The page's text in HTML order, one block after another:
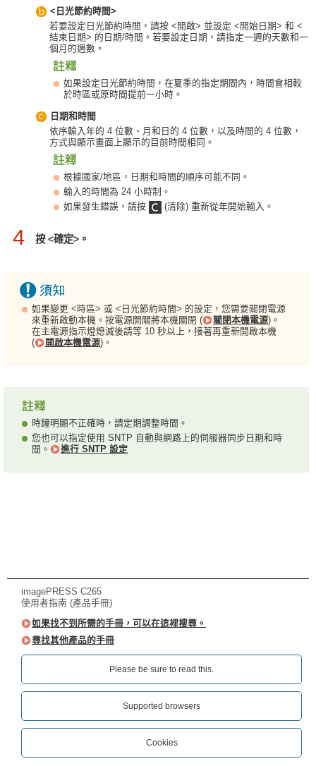
<日光節約時間>
若要設定日光節約時間，請按 <開啟> 並設定 <開始日期> 和 <
結束日期> 的日期/時間。若要設定日期，請指定一週的天數和一
個月的週數。
如果設定日光節約時間，在夏季的指定期間內，時間會相較
於時區或原時間提前一小時。
日期和時間
依序輸入年的 4 位數、月和日的 4 位數，以及時間的 4 位數，
方式與顯示畫面上顯示的目前時間相同。
根據國家/地區，日期和時間的順序可能不同。
輸入的時間為 24 小時制。
如果發生錯誤，請按
(清除) 重新從年開始輸入。
4 按 <確定>。
如果變更 <時區> 或 <日光節約時間> 的設定，您需要關閉電源
來重新啟動本機。按電源開關將本機關閉 (
關閉本機電源)。
在主電源指示燈熄滅後請等 10 秒以上，接著再重新開啟本機
(
開啟本機電源)。
時鐘明顯不正確時，請定期調整時間。
您也可以指定使用 SNTP 自動與網路上的伺服器同步日期和時
間。
進行 SNTP 設定
imagePRESS C265
使用者指南 (產品手冊)
如果找不到所需的手冊，可以在這裡搜尋。
尋找其他產品的手冊
Please be sure to read this.‎
Supported browsers
Cookies